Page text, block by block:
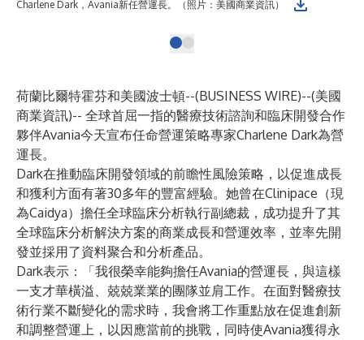
Charlene Dark，Avania新任營運長。（照片：美國商業資訊）
荷蘭比爾特霍芬和美國波士頓--(BUSINESS WIRE)--(美國
商業資訊)-- 全球首屈一指的醫療技術諮詢和臨床開發合作
夥伴Avania今天宣布任命營運策略專家Charlene Dark為營
運長。
Dark在推動臨床開發領域的前瞻性風險策略，以促進成長
和獲利方面有著30多年的豐富經驗。她曾在Clinipace（現
為Caidya）擔任全球臨床分析執行副總裁，成功提升了其
全球臨床分析解決方案的商業成長和營運效率，並率先開
發並採用了資料聚合和分析產品。
Dark表示：「我很榮幸能夠擔任Avania的營運長，與這樣
一支才華橫溢、兢兢業業的團隊並肩工作。在面對醫療技
術行業不斷變化的需求時，我會將工作重點放在促進創新
和調整營運上，以因應當前的挑戰，同時使Avania獲得永